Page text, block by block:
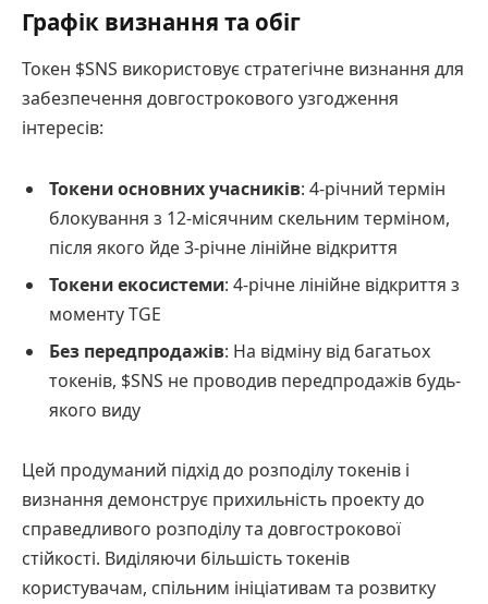
Графік визнання та обіг
Токен $SNS використовує стратегічне визнання для
забезпечення довгострокового узгодження
інтересів:
Токени основних учасників: 4-річний термін
блокування з 12-місячним скельним терміном,
після якого йде 3-річне лінійне відкриття
Токени екосистеми: 4-річне лінійне відкриття з
моменту TGE
Без передпродажів: На відміну від багатьох
токенів, $SNS не проводив передпродажів будь-
якого виду
Цей продуманий підхід до розподілу токенів і
визнання демонструє прихильність проекту до
справедливого розподілу та довгострокової
стійкості. Виділяючи більшість токенів
користувачам, спільним ініціативам та розвитку